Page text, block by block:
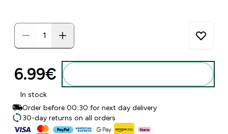
6.99€‎
In stock
Order before 00:30 for next day delivery
30-day returns on all orders